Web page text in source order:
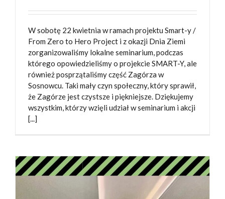
W sobotę 22 kwietnia w ramach projektu Smart-y /
From Zero to Hero Project i z okazji Dnia Ziemi
zorganizowaliśmy lokalne seminarium, podczas
którego opowiedzieliśmy o projekcie SMART-Y, ale
również posprzątaliśmy część Zagórza w
Sosnowcu. Taki mały czyn społeczny, który sprawił,
że Zagórze jest czystsze i piękniejsze. Dziękujemy
wszystkim, którzy wzięli udział w seminarium i akcji
[...]